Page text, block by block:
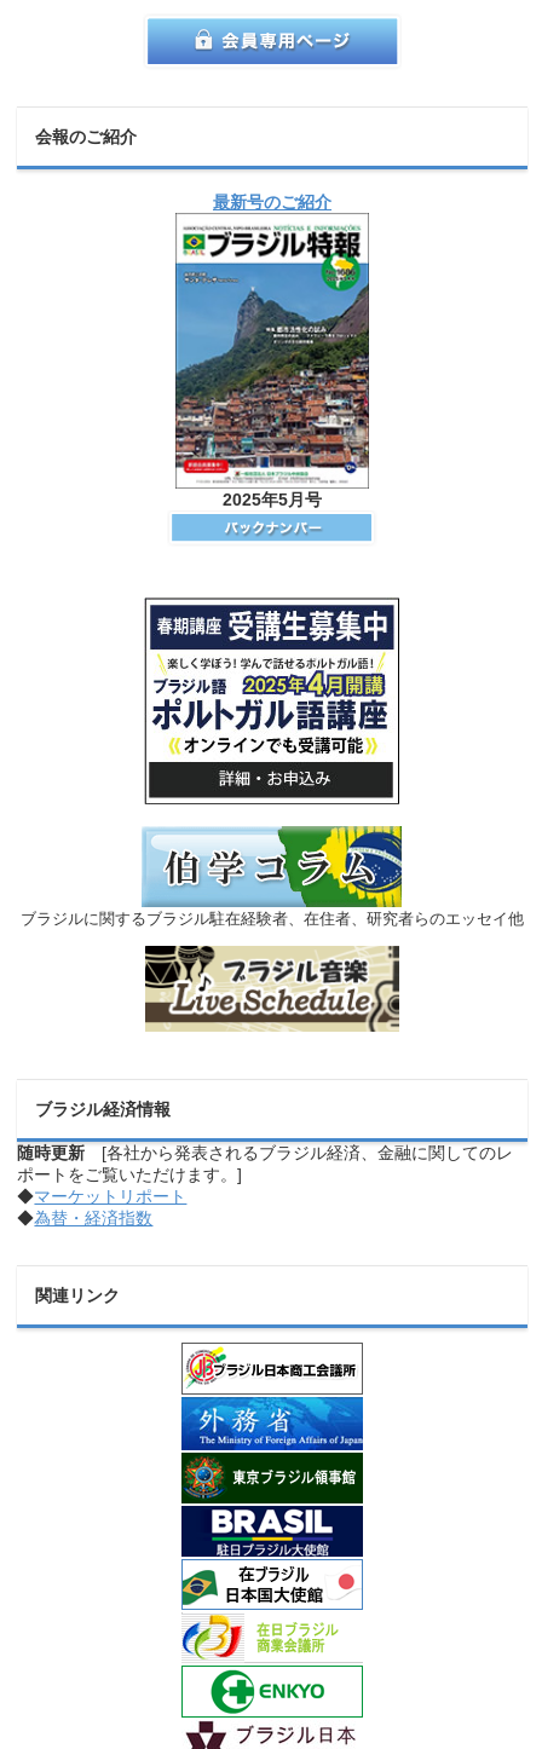
会報のご紹介
最新号のご紹介
2025年5月号
ブラジルに関するブラジル駐在経験者、在住者、研究者らのエッセイ他
ブラジル経済情報
随時更新 [各社から発表されるブラジル経済、金融に関してのレ
ポートをご覧いただけます。]
◆マーケットリポート
◆為替・経済指数
関連リンク